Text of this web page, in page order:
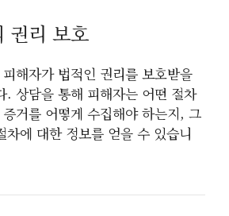
권리 보호
해자가 법적인 권리를 보호받을
. 상담을 통해 피해자는 어떤 절차
거를 어떻게 수집해야 하는지, 그
차에 대한 정보를 얻을 수 있습니